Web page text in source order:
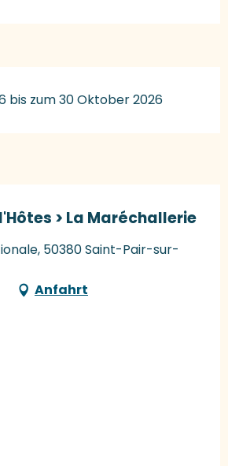
bis zum 30 Oktober 2026
> La Maréchallerie
50380 Saint-Pair-sur-
Anfahrt